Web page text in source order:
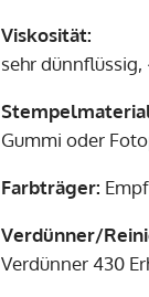
Viskosität:
sehr dünnflüssig,
Gummi oder
Farbträger:
Verdünner/
Verdünner 430